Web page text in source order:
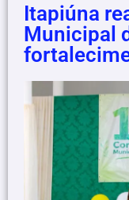
Itapiúna
Municipal